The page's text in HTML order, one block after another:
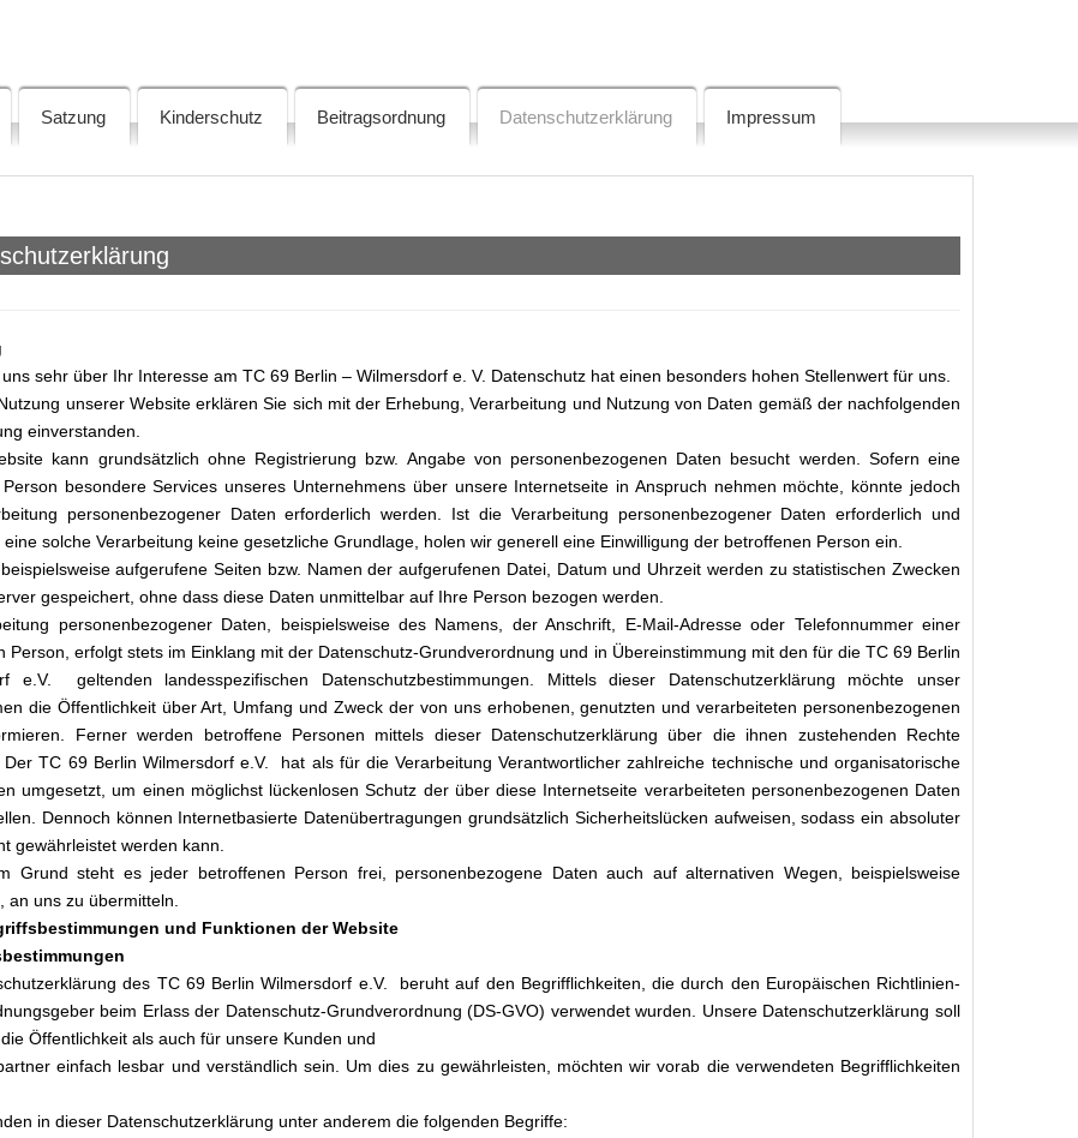
Satzung Kinderschutz Beitragsordnung Datenschutzerklärung Impressum
sehr über Ihr Interesse am TC 69 Berlin – Wilmersdorf e. V. Datenschutz hat einen besonders hohen Stellenwert für uns.
unserer Website erklären Sie sich mit der Erhebung, Verarbeitung und Nutzung von Daten gemäß der nachfolgenden
einverstanden.
kann grundsätzlich ohne Registrierung bzw. Angabe von personenbezogenen Daten besucht werden. Sofern eine
besondere Services unseres Unternehmens über unsere Internetseite in Anspruch nehmen möchte, könnte jedoch
personenbezogener Daten erforderlich werden. Ist die Verarbeitung personenbezogener Daten erforderlich und
solche Verarbeitung keine gesetzliche Grundlage, holen wir generell eine Einwilligung der betroffenen Person ein.
aufgerufene Seiten bzw. Namen der aufgerufenen Datei, Datum und Uhrzeit werden zu statistischen Zwecken
gespeichert, ohne dass diese Daten unmittelbar auf Ihre Person bezogen werden.
personenbezogener Daten, beispielsweise des Namens, der Anschrift, E-Mail-Adresse oder Telefonnummer einer
Person, erfolgt stets im Einklang mit der Datenschutz-Grundverordnung und in Übereinstimmung mit den für die TC 69 Berlin
e.V. geltenden landesspezifischen Datenschutzbestimmungen. Mittels dieser Datenschutzerklärung möchte unser
die Öffentlichkeit über Art, Umfang und Zweck der von uns erhobenen, genutzten und verarbeiteten personenbezogenen
Ferner werden betroffene Personen mittels dieser Datenschutzerklärung über die ihnen zustehenden Rechte
Der TC 69 Berlin Wilmersdorf e.V. hat als für die Verarbeitung Verantwortlicher zahlreiche technische und organisatorische
umgesetzt, um einen möglichst lückenlosen Schutz der über diese Internetseite verarbeiteten personenbezogenen Daten
Dennoch können Internetbasierte Datenübertragungen grundsätzlich Sicherheitslücken aufweisen, sodass ein absoluter
gewährleistet werden kann.
Grund steht es jeder betroffenen Person frei, personenbezogene Daten auch auf alternativen Wegen, beispielsweise
an uns zu übermitteln.
und Funktionen der Website
des TC 69 Berlin Wilmersdorf e.V. beruht auf den Begrifflichkeiten, die durch den Europäischen Richtlinien-
beim Erlass der Datenschutz-Grundverordnung (DS-GVO) verwendet wurden. Unsere Datenschutzerklärung soll
Öffentlichkeit als auch für unsere Kunden und
einfach lesbar und verständlich sein. Um dies zu gewährleisten, möchten wir vorab die verwendeten Begrifflichkeiten
in dieser Datenschutzerklärung unter anderem die folgenden Begriffe: